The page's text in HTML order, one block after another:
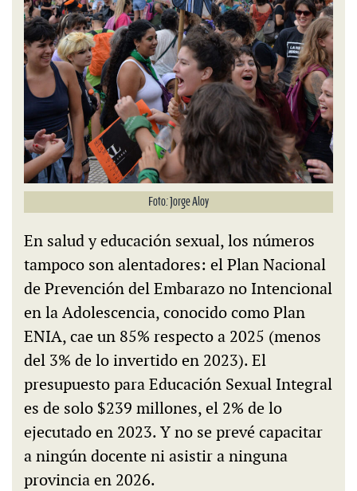
Foto: Jorge Aloy
En salud y educación sexual, los números
tampoco son alentadores: el Plan Nacional
de Prevención del Embarazo no Intencional
en la Adolescencia, conocido como Plan
ENIA, cae un 85% respecto a 2025 (menos
del 3% de lo invertido en 2023). El
presupuesto para Educación Sexual Integral
es de solo $239 millones, el 2% de lo
ejecutado en 2023. Y no se prevé capacitar
a ningún docente ni asistir a ninguna
provincia en 2026.